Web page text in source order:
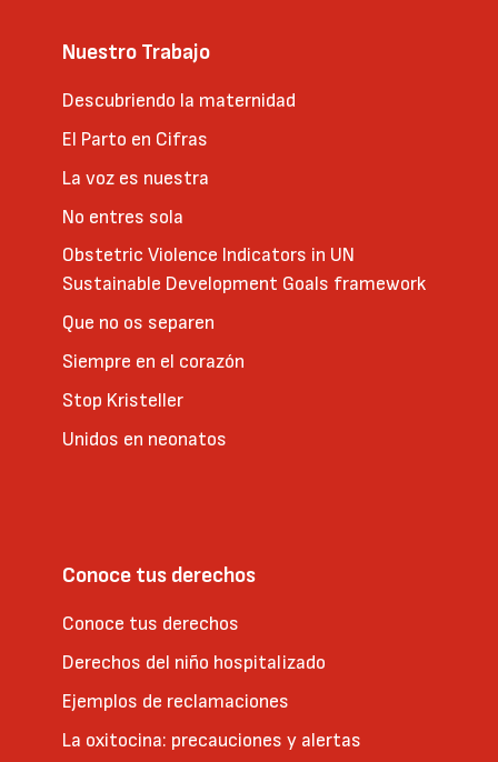
Nuestro Trabajo
Descubriendo la maternidad
El Parto en Cifras
La voz es nuestra
No entres sola
Obstetric Violence Indicators in UN
Sustainable Development Goals framework
Que no os separen
Siempre en el corazón
Stop Kristeller
Unidos en neonatos
Conoce tus derechos
Conoce tus derechos
Derechos del niño hospitalizado
Ejemplos de reclamaciones
La oxitocina: precauciones y alertas